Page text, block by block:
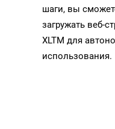
шаги, вы
загружать веб-
XLTM для
использования.